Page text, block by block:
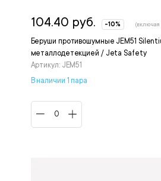
Беруши противошумные JEM51
металлодетекцией / Jeta Safety
Артикул: JEM51
104.40 руб. -10% (включая
В наличии 1 пара